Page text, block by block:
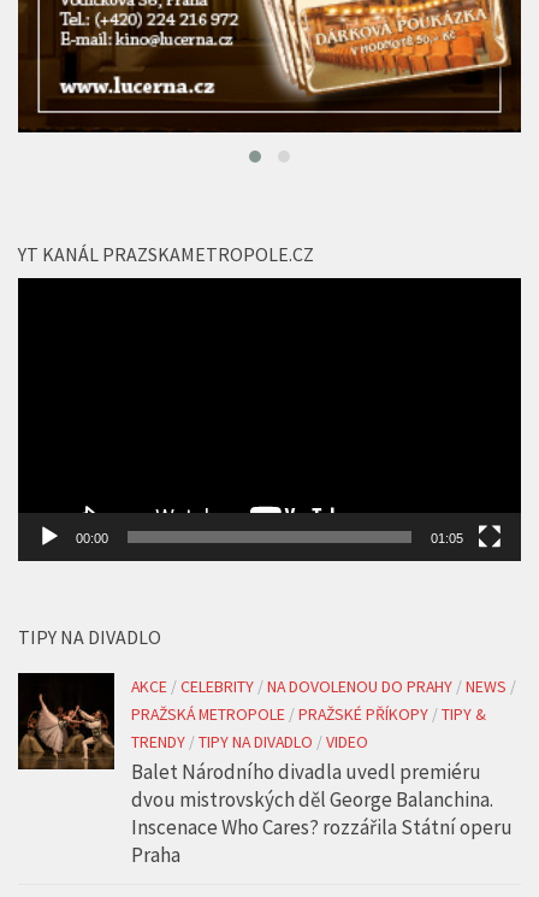
YT KANÁL PRAZSKAMETROPOLE.CZ
00:00 01:05
TIPY NA DIVADLO
AKCE /CELEBRITY /NA DOVOLENOU DO PRAHY /NEWS /
PRAŽSKÁ METROPOLE /PRAŽSKÉ PŘÍKOPY /TIPY &
TRENDY /TIPY NA DIVADLO /VIDEO
Balet Národního divadla uvedl premiéru
dvou mistrovských děl George Balanchina.
Inscenace Who Cares? rozzářila Státní operu
Praha